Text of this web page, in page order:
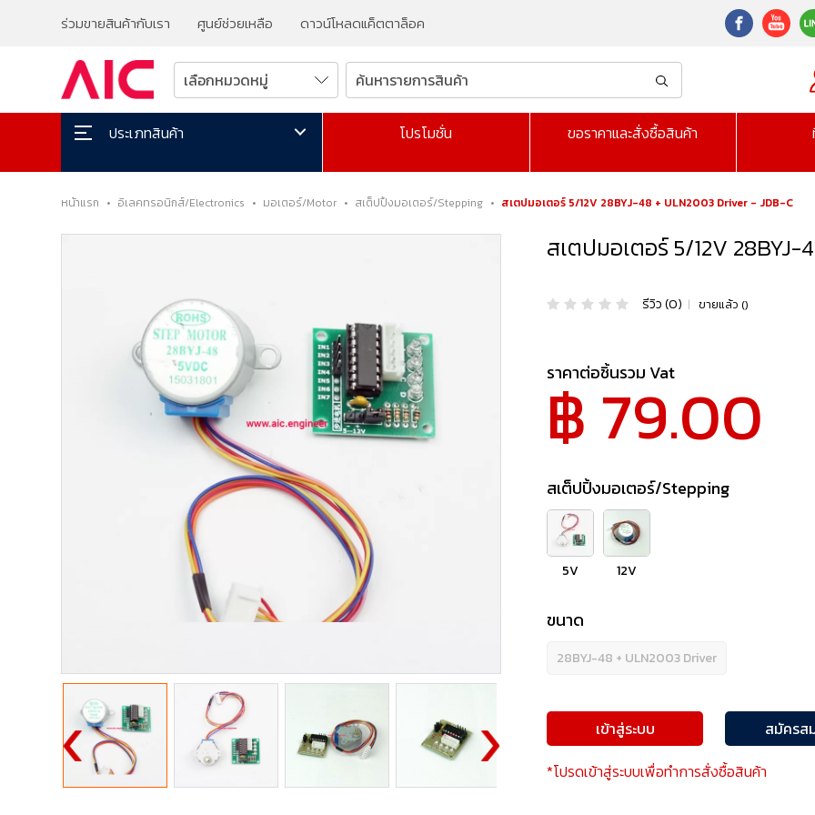
ร่วมขายสินค้ากับเรา ศูนย์ช่วยเหลือ ดาวน์โหลดแค็ตตาล็อค
ประเภทสินค้า โปรโมชั่น ขอราคาและสั่งซื้อสินค้า
หน้าแรก • อิเลคทรอนิกส์/Electronics • มอเตอร์/Motor • สเต็ปปิ้งมอเตอร์/Stepping • สเตปมอเตอร์ 5/12V 28BYJ-48 + ULN2003 Driver - JDB-C
สเตปมอเตอร์ 5/12V
รีวิว (0) | ขายแล้ว ()
ราคาต่อชิ้นรวม Vat
฿ 79.00
สเต็ปปิ้งมอเตอร์/Stepping
5V 12V
ขนาด
28BYJ-48 + ULN2003 Driver
เข้าสู่ระบบ
สมัครส
*โปรดเข้าสู่ระบบเพื่อทำการสั่งซื้อสินค้า